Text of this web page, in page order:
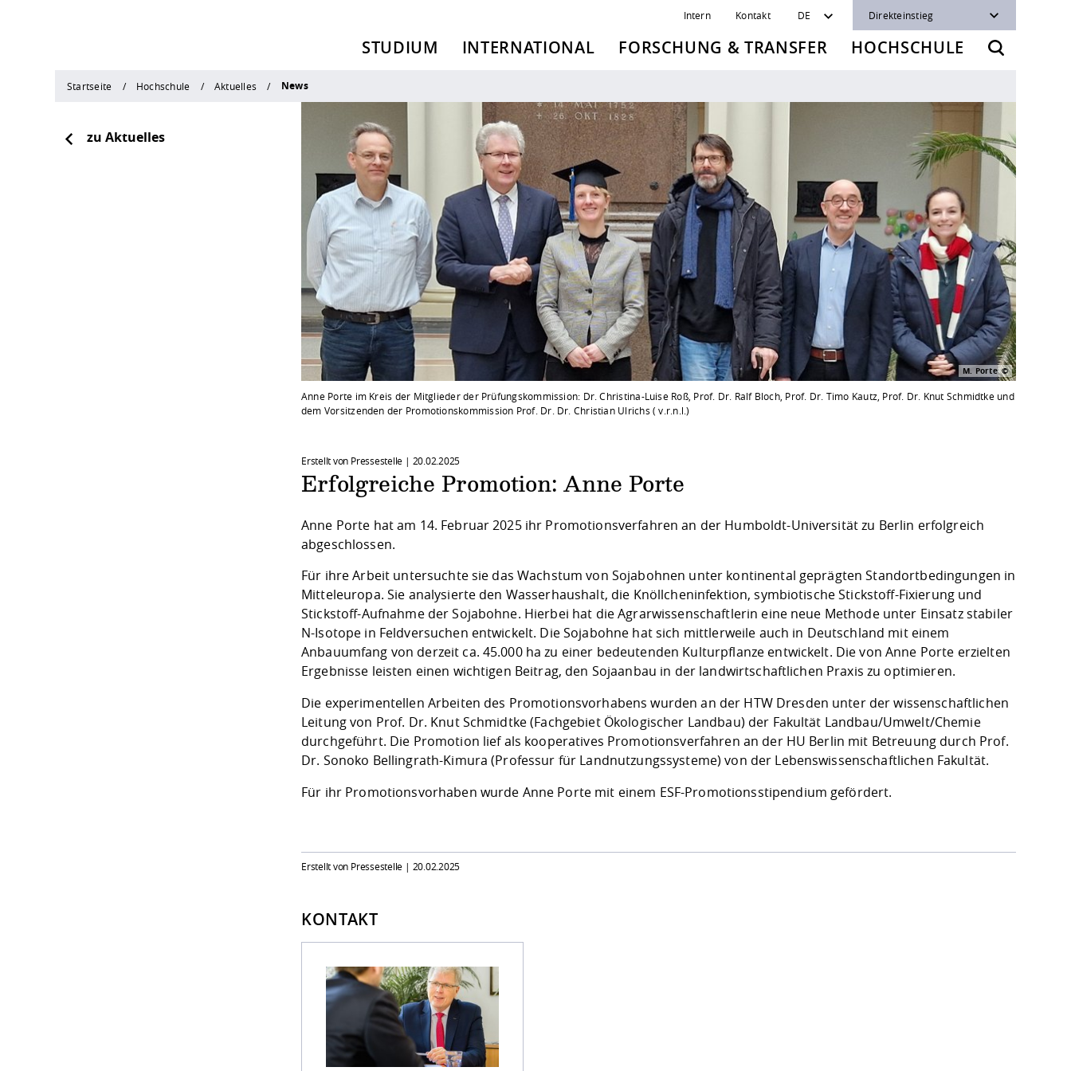
Intern Kontakt DE Direkteinstieg
STUDIUM INTERNATIONAL FORSCHUNG & TRANSFER HOCHSCHULE
Startseite Hochschule Aktuelles News
zu Aktuelles
M. Porte
Anne Porte im Kreis der Mitglieder der Prüfungskommission: Dr. Christina-Luise Roß, Prof. Dr. Ralf Bloch, Prof. Dr. Timo Kautz, Prof. Dr. Knut Schmidtke und
dem Vorsitzenden der Promotionskommission Prof. Dr. Dr. Christian Ulrichs ( v.r.n.l.)
Erstellt von Pressestelle | 20.02.2025
Erfolgreiche Promotion: Anne Porte
Anne Porte hat am 14. Februar 2025 ihr Promotionsverfahren an der Humboldt-Universität zu Berlin erfolgreich
abgeschlossen.
Für ihre Arbeit untersuchte sie das Wachstum von Sojabohnen unter kontinental geprägten Standortbedingungen in
Mitteleuropa. Sie analysierte den Wasserhaushalt, die Knöllcheninfektion, symbiotische Stickstoff-Fixierung und
Stickstoff-Aufnahme der Sojabohne. Hierbei hat die Agrarwissenschaftlerin eine neue Methode unter Einsatz stabiler
N-Isotope in Feldversuchen entwickelt. Die Sojabohne hat sich mittlerweile auch in Deutschland mit einem
Anbauumfang von derzeit ca. 45.000 ha zu einer bedeutenden Kulturpflanze entwickelt. Die von Anne Porte erzielten
Ergebnisse leisten einen wichtigen Beitrag, den Sojaanbau in der landwirtschaftlichen Praxis zu optimieren.
Die experimentellen Arbeiten des Promotionsvorhabens wurden an der HTW Dresden unter der wissenschaftlichen
Leitung von Prof. Dr. Knut Schmidtke (Fachgebiet Ökologischer Landbau) der Fakultät Landbau/Umwelt/Chemie
durchgeführt. Die Promotion lief als kooperatives Promotionsverfahren an der HU Berlin mit Betreuung durch Prof.
Dr. Sonoko Bellingrath-Kimura (Professur für Landnutzungssysteme) von der Lebenswissenschaftlichen Fakultät.
Für ihr Promotionsvorhaben wurde Anne Porte mit einem ESF-Promotionsstipendium gefördert.
Erstellt von Pressestelle | 20.02.2025
KONTAKT